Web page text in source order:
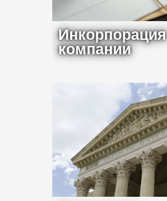
Инкорпорация
компании